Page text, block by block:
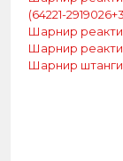
(64221-
Шарнир
Шарнир
Шарнир